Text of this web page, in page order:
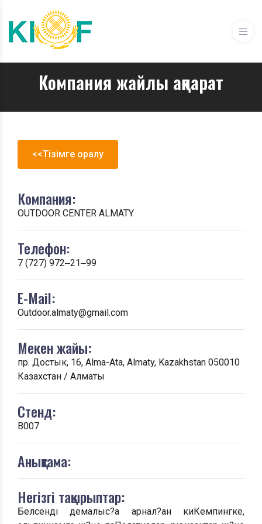
Компания жайлы ақпарат
<<Тізімге оралу
Компания:
OUTDOOR CENTER ALMATY
Телефон:
7 (727) 972‒21‒99
E-Mail:
Outdoor.almaty@gmail.com
Мекен жайы:
пр. Достык, 16, Alma-Ata, Almaty, Kazakhstan 050010
Казахстан / Алматы
Стенд:
B007
Анықтама:
Негізгі тақырыптар:
Белсенді демалыс?а арнал?ан киКемпингке,